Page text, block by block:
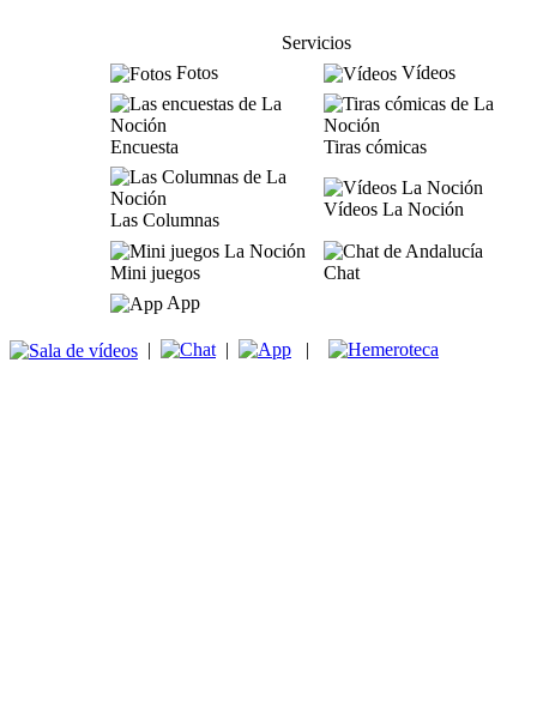
Servicios
Fotos
Vídeos
Encuesta Tiras cómicas
Las Columnas
Vídeos La Noción
Mini juegos
Chat
App
| | |